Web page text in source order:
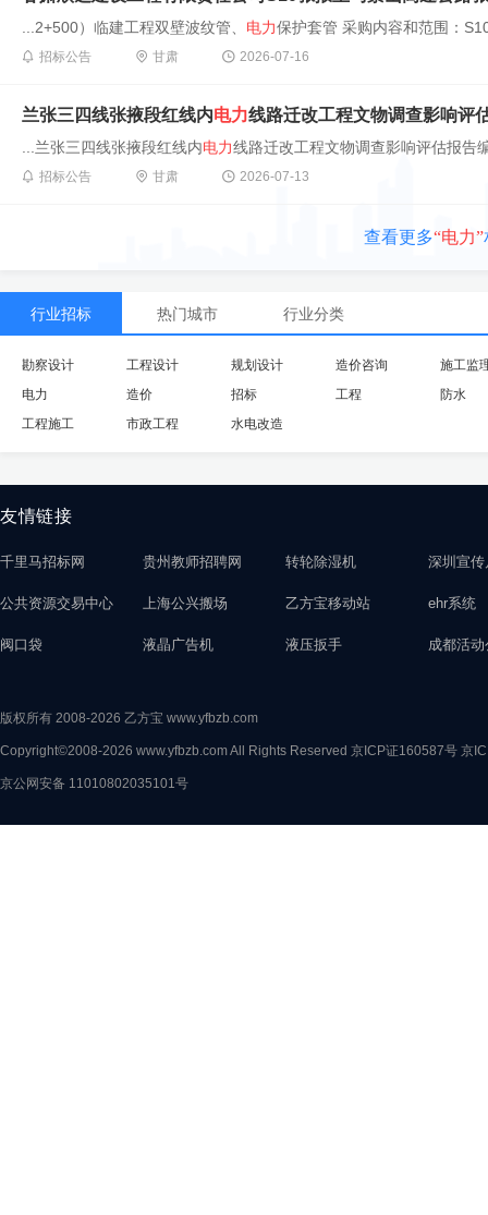
...2+500）临建工程双壁波纹管、 电力保护套管 采购内容和范围：
招标公告 甘肃 2026-07-16
兰张三四线张掖段红线内电力线路迁改工程文物调查影响评
...兰张三四线张掖段红线内电力线路迁改工程文物调查影响评估报告
招标公告 甘肃 2026-07-13
查看更多“电力”
行业招标 热门城市 行业分类
勘察设计 工程设计 规划设计 造价咨询
施工监
电力
造价 招标 工程
防水
工程施工
市政工程 水电改造
友情链接
千里马招标网 贵州教师招聘网 转轮除湿机 深圳宣传
公共资源交易中心 上海公兴搬场 乙方宝移动站 ehr系统
阀口袋 液晶广告机 液压扳手 成都活动
版权所有 2008-2026 乙方宝 www.yfbzb.com
Copyright©2008-2026 www.yfbzb.com All Rights Reserved 京ICP证160587号 京
京公网安备 11010802035101号